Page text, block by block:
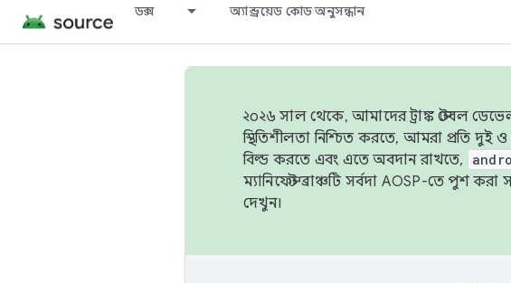
ডক্স অ্যান্ড্রয়েড কোড অনুসন্ধান
২০২৬ সাল থেকে, আমাদের ট্রাঙ্ক স্টেবল
স্থিতিশীলতা নিশ্চিত করতে, আমরা প্রতি
বিল্ড করতে এবং এতে অবদান রাখতে,
ম্যানিফেস্ট ব্রাঞ্চটি সর্বদা AOSP-তে পুশ
দেখুন।